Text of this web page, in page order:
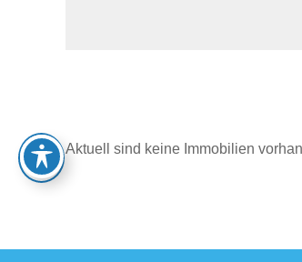
Aktuell sind keine Immobilien